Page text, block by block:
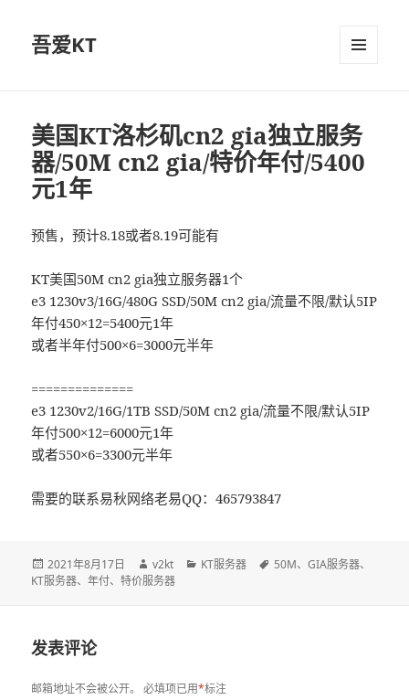
吾爱KT
美国KT洛杉矶cn2 gia独立服务
器/50M cn2 gia/特价年付/5400
元1年
预售，预计8.18或者8.19可能有
KT美国50M cn2 gia独立服务器1个
e3 1230v3/16G/480G SSD/50M cn2 gia/流量不限/默认5IP
年付450×12=5400元1年
或者半年付500×6=3000元半年
==============
e3 1230v2/16G/1TB SSD/50M cn2 gia/流量不限/默认5IP
年付500×12=6000元1年
或者550×6=3300元半年
需要的联系易秋网络老易QQ：465793847
发
布
2021年8月17日
作
者
v2kt
分
KT服务器
标
50M、GIA服务器、
KT服务器、年付、特价服务器
发表评论
邮箱地址不会被公开。 必填项已用*标注